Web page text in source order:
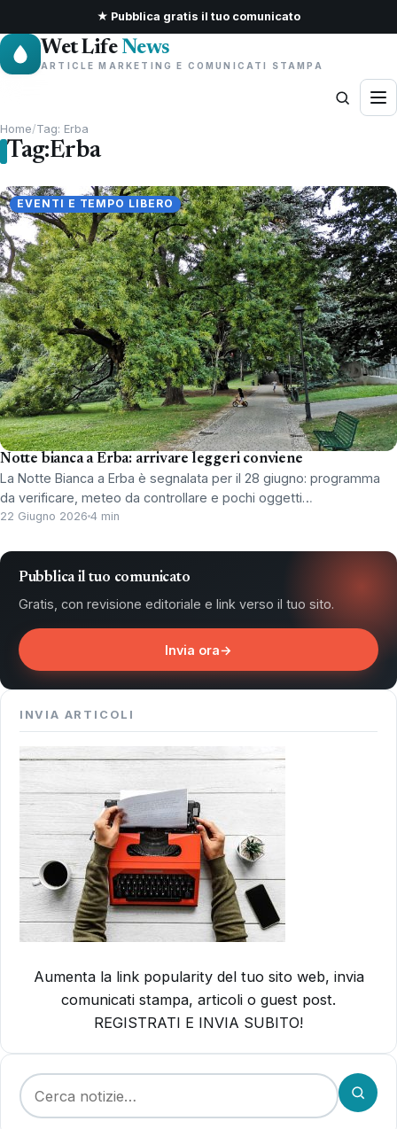
★ Pubblica gratis il tuo comunicato
Wet Life News
ARTICLE MARKETING E COMUNICATI STAMPA
Home/Tag: Erba
Tag:Erba
EVENTI E TEMPO LIBERO
Notte bianca a Erba: arrivare leggeri conviene
La Notte Bianca a Erba è segnalata per il 28 giugno: programma
da verificare, meteo da controllare e pochi oggetti…
22 Giugno 2026 4 min
Pubblica il tuo comunicato
Gratis, con revisione editoriale e link verso il tuo sito.
Invia ora→
INVIA ARTICOLI
Aumenta la link popularity del tuo sito web, invia
comunicati stampa, articoli o guest post.
REGISTRATI E INVIA SUBITO!
Cerca: